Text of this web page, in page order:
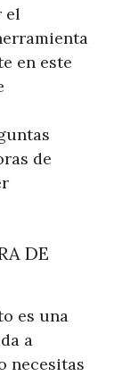
el
en este
de
DE
es una
a
necesitas